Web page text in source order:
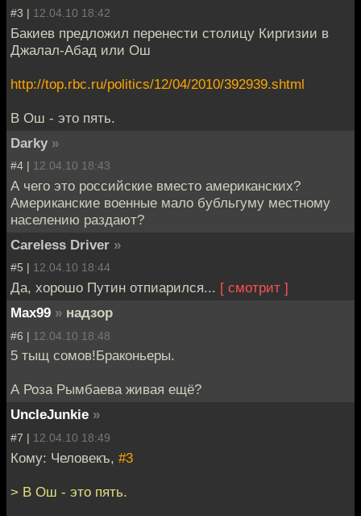
#3 | 12.04.10 18:42
Бакиев предложил перенести столицу Киргизии в
Джалал-Абад или Ош
http://top.rbc.ru/politics/12/04/2010/392939.shtml
В Ош - это пять.
Darky »
#4 | 12.04.10 18:43
А чего это российские вместо американских?
Американские военные мало бубльгуму местному
населению раздают?
Careless Driver »
#5 | 12.04.10 18:44
Да, хорошо Путин отпиарился... [ смотрит ]
Max99 » надзор
#6 | 12.04.10 18:48
5 тыщ сомов!Браконьеры.
А Роза Рымбаева живая ещё?
UncleJunkie »
#7 | 12.04.10 18:49
Кому: Человекъ, #3
> В Ош - это пять.